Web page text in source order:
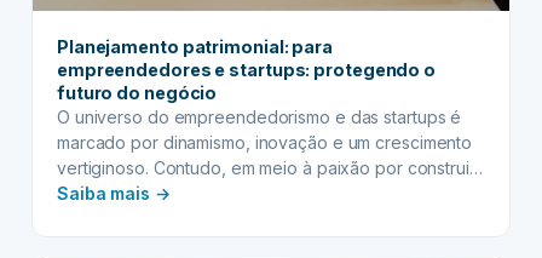
Planejamento patrimonial: para
empreendedores e startups: protegendo o
futuro do negócio
O universo do empreendedorismo e das startups é
marcado por dinamismo, inovação e um crescimento
vertiginoso. Contudo, em meio à paixão por construir
e escalar, muitos fundadores e gestores esquecem
Saiba mais →: